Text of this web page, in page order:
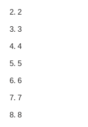
2
3
4
5
6
7
8